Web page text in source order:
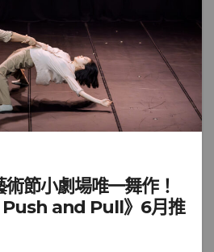
節小劇場唯一舞作！
Push and Pull》6月推